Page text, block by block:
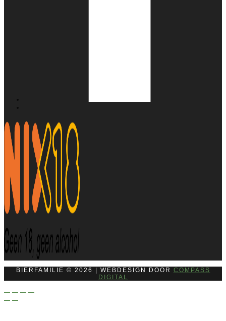
BIERFAMILIE © 2026 | WEBDESIGN DOOR COMPASS
DIGITAL